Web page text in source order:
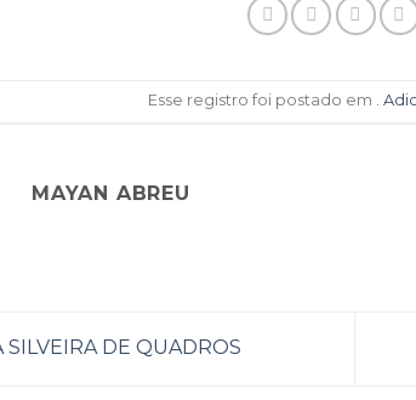
Esse registro foi postado em .
MAYAN ABREU
SILVEIRA DE QUADROS